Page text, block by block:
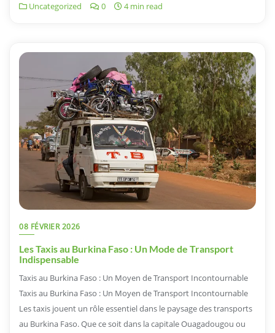
Uncategorized 0 4 min read
08 FÉVRIER 2026
Les Taxis au Burkina Faso : Un Mode de Transport
Indispensable
Taxis au Burkina Faso : Un Moyen de Transport Incontournable
Taxis au Burkina Faso : Un Moyen de Transport Incontournable
Les taxis jouent un rôle essentiel dans le paysage des transports
au Burkina Faso. Que ce soit dans la capitale Ouagadougou ou